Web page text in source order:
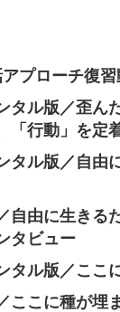
プローチ復習
タル版／歪ん
「行動」を定
タル版／自由
自由に生きる
タビュー
タル版／ここ
ここに種が埋